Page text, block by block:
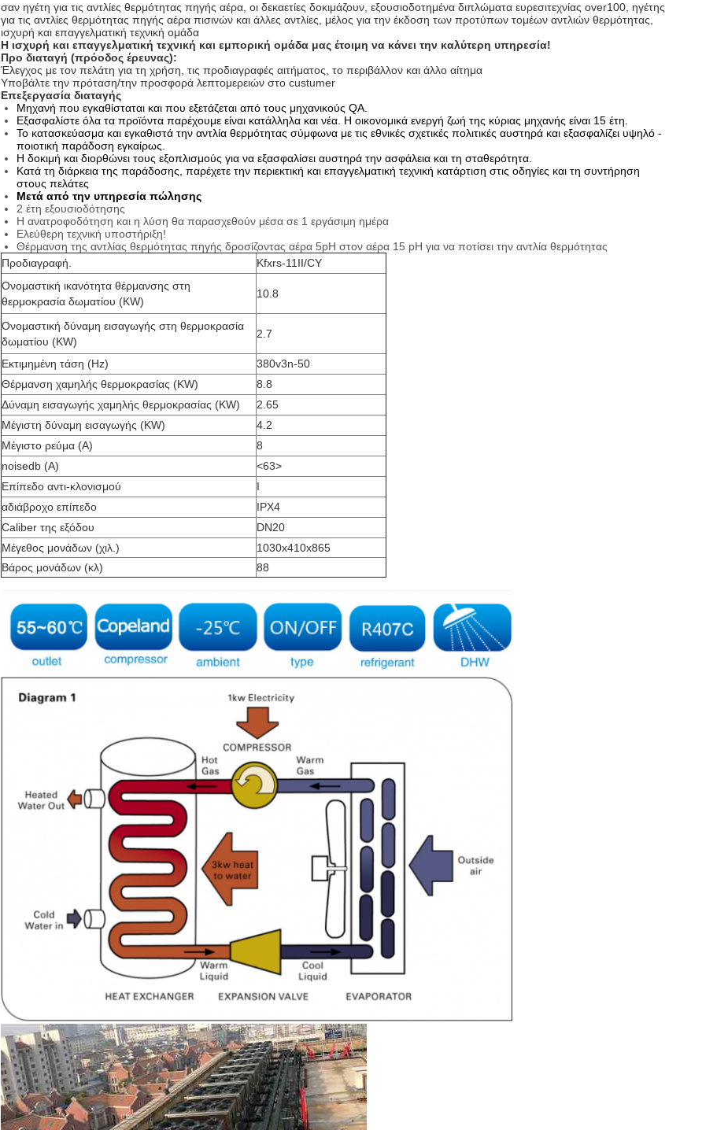
σαν ηγέτη για τις αντλίες θερμότητας πηγής αέρα, οι δεκαετίες δοκιμάζουν, εξουσιοδοτημένα διπλώματα ευρεσιτεχνίας over100, ηγέτης
για τις αντλίες θερμότητας πηγής αέρα πισινών και άλλες αντλίες, μέλος για την έκδοση των προτύπων τομέων αντλιών θερμότητας,
ισχυρή και επαγγελματική τεχνική ομάδα
Η ισχυρή και επαγγελματική τεχνική και εμπορική ομάδα μας έτοιμη να κάνει την καλύτερη υπηρεσία!
Προ διαταγή (πρόοδος έρευνας):
Έλεγχος με τον πελάτη για τη χρήση, τις προδιαγραφές αιτήματος, το περιβάλλον και άλλο αίτημα
Υποβάλτε την πρόταση/την προσφορά λεπτομερειών στο custumer
Επεξεργασία διαταγής
Μηχανή που εγκαθίσταται και που εξετάζεται από τους μηχανικούς QA.
Εξασφαλίστε όλα τα προϊόντα παρέχουμε είναι κατάλληλα και νέα. Η οικονομικά ενεργή ζωή της κύριας μηχανής είναι 15 έτη.
Το κατασκεύασμα και εγκαθιστά την αντλία θερμότητας σύμφωνα με τις εθνικές σχετικές πολιτικές αυστηρά και εξασφαλίζει υψηλό -
ποιοτική παράδοση εγκαίρως.
Η δοκιμή και διορθώνει τους εξοπλισμούς για να εξασφαλίσει αυστηρά την ασφάλεια και τη σταθερότητα.
Κατά τη διάρκεια της παράδοσης, παρέχετε την περιεκτική και επαγγελματική τεχνική κατάρτιση στις οδηγίες και τη συντήρηση
στους πελάτες
Μετά από την υπηρεσία πώλησης
2 έτη εξουσιοδότησης
Η ανατροφοδότηση και η λύση θα παρασχεθούν μέσα σε 1 εργάσιμη ημέρα
Ελεύθερη τεχνική υποστήριξη!
Θέρμανση της αντλίας θερμότητας πηγής δροσίζοντας αέρα 5pH στον αέρα 15 pH για να ποτίσει την αντλία θερμότητας
Προδιαγραφή.
Kfxrs-11II/CY
Ονομαστική ικανότητα θέρμανσης στη
θερμοκρασία δωματίου (KW)
10.8
Ονομαστική δύναμη εισαγωγής στη θερμοκρασία
δωματίου (KW)
2.7
Εκτιμημένη τάση (Hz)
380v3n-50
Θέρμανση χαμηλής θερμοκρασίας (KW)
8.8
Δύναμη εισαγωγής χαμηλής θερμοκρασίας (KW)
2.65
Μέγιστη δύναμη εισαγωγής (KW)
4.2
Μέγιστο ρεύμα (Α)
8
noisedb (Α)
<63>
Επίπεδο αντι-κλονισμού
Ι
αδιάβροχο επίπεδο
IPX4
Caliber της εξόδου
DN20
Μέγεθος μονάδων (χιλ.)
1030x410x865
Βάρος μονάδων (κλ)
88